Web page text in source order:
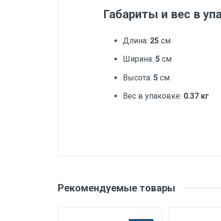
Габариты и вес в
Длина: 25 см
Ширина: 5 см
Высота: 5 см
Вес в упаковке: 0.37 кг
Производитель и место
Рекомендуемые товары